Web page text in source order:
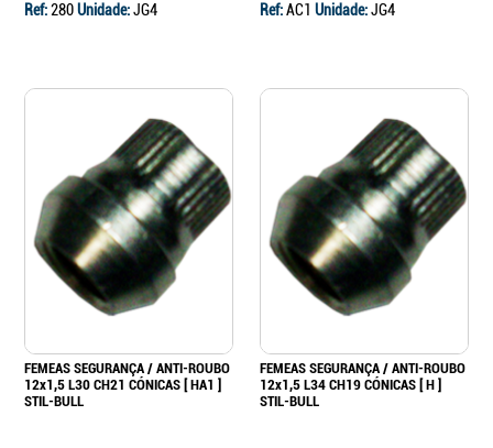
Ref:280Unidade:JG4 Ref:AC1 Unidade:JG4
FEMEAS SEGURANÇA / ANTI-ROUBO
12x1,5 L30 CH21 CÓNICAS [ HA1 ]
STIL-BULL
FEMEAS SEGURANÇA / ANTI-ROUBO
12x1,5 L34 CH19 CÓNICAS [ H ]
STIL-BULL